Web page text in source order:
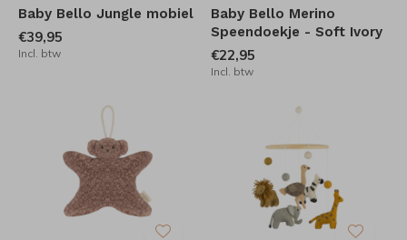
Baby Bello Jungle mobiel
€39,95
Incl. btw
Baby Bello Merino
Speendoekje - Soft Ivory
€22,95
Incl. btw